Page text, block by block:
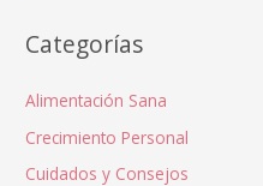
Categorías
Alimentación Sana
Crecimiento Personal
Cuidados y Consejos